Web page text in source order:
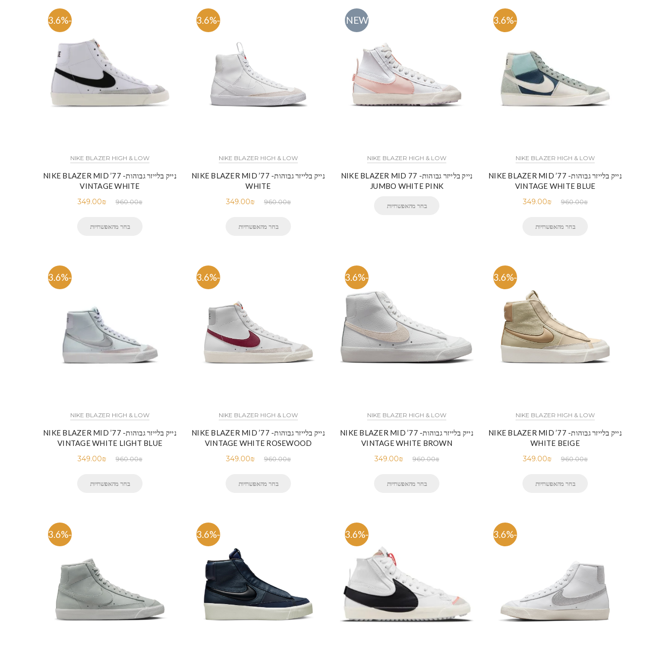
-63.6%
NIKE BLAZER HIGH & LOW
נייק בלייזר גבוהות- NIKE BLAZER MID ’77
VINTAGE WHITE
960.00₪
349.00₪
בחר מהאפשרויות
-63.6%
NIKE BLAZER HIGH & LOW
נייק בלייזר גבוהות- NIKE BLAZER MID ’77
WHITE
960.00₪
349.00₪
בחר מהאפשרויות
NEW
NIKE BLAZER HIGH & LOW
נייק בלייזר גבוהות- NIKE BLAZER MID 77
JUMBO WHITE PINK
בחר מהאפשרויות
-63.6%
NIKE BLAZER HIGH & LOW
נייק בלייזר גבוהות- NIKE BLAZER MID ’77
VINTAGE WHITE BLUE
960.00₪
349.00₪
בחר מהאפשרויות
-63.6%
NIKE BLAZER HIGH & LOW
נייק בלייזר גבוהות- NIKE BLAZER MID ’77
VINTAGE WHITE LIGHT BLUE
960.00₪
349.00₪
בחר מהאפשרויות
-63.6%
NIKE BLAZER HIGH & LOW
נייק בלייזר גבוהות- NIKE BLAZER MID ’77
VINTAGE WHITE ROSEWOOD
960.00₪
349.00₪
בחר מהאפשרויות
-63.6%
NIKE BLAZER HIGH & LOW
נייק בלייזר גבוהות- NIKE BLAZER MID ’77
VINTAGE WHITE BROWN
960.00₪
349.00₪
בחר מהאפשרויות
-63.6%
NIKE BLAZER HIGH & LOW
נייק בלייזר גבוהות- NIKE BLAZER MID ’77
WHITE BEIGE
960.00₪
349.00₪
בחר מהאפשרויות
-63.6% -63.6% -63.6% -63.6%